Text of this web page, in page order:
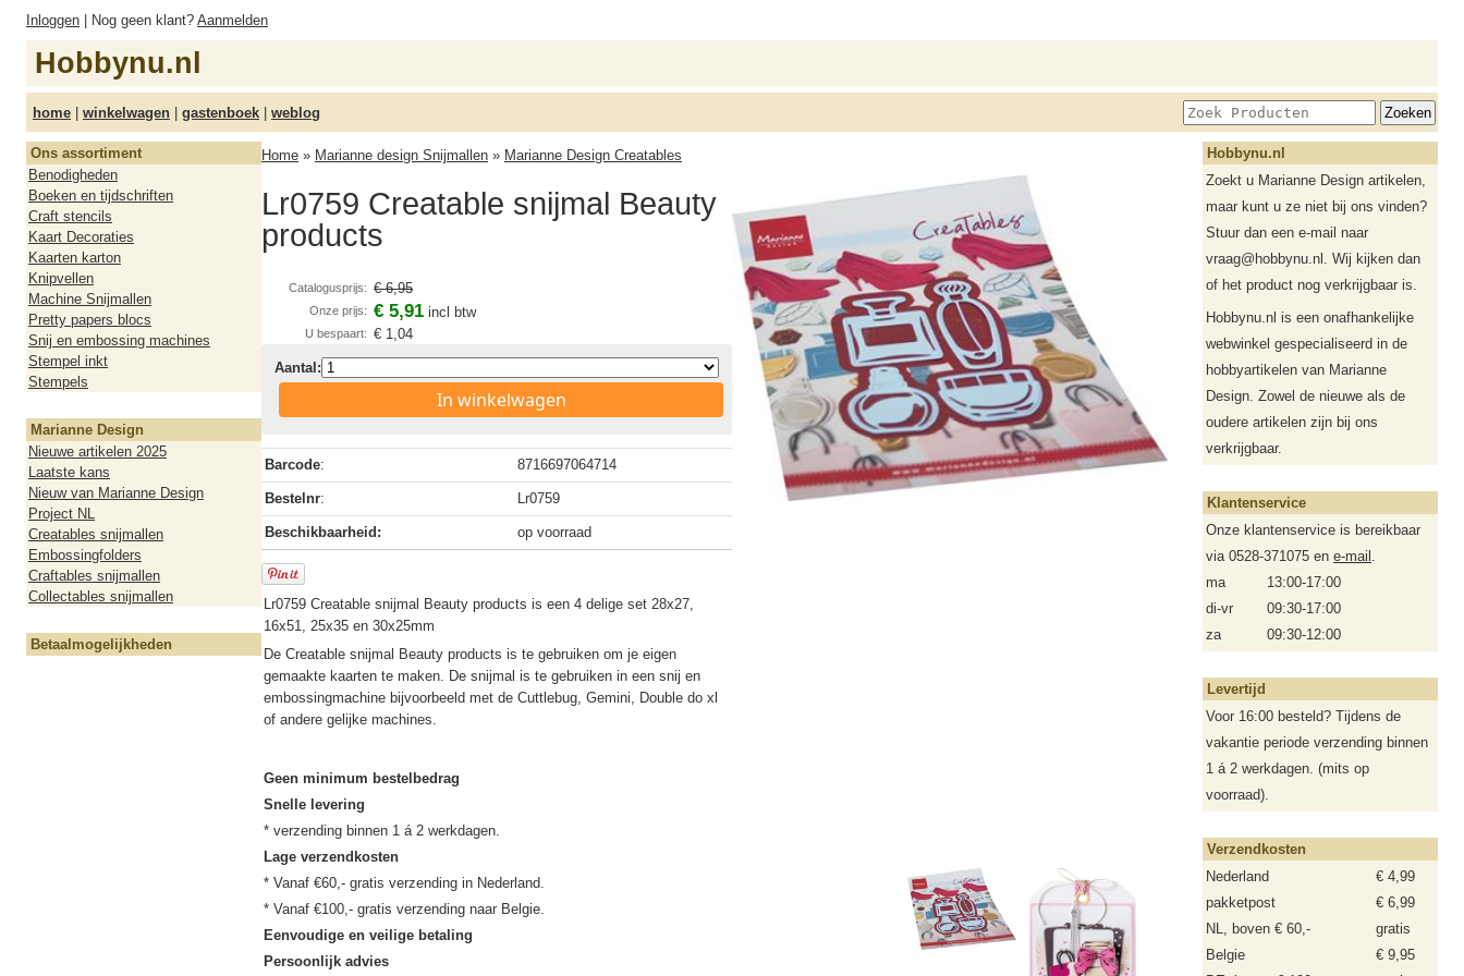
Inloggen | Nog geen klant? Aanmelden
Hobbynu.nl
home | winkelwagen | gastenboek | weblog
Ons assortiment
Benodigheden
Boeken en tijdschriften
Craft stencils
Kaart Decoraties
Kaarten karton
Knipvellen
Machine Snijmallen
Pretty papers blocs
Snij en embossing machines
Stempel inkt
Stempels
Marianne Design
Nieuwe artikelen 2025
Laatste kans
Nieuw van Marianne Design
Project NL
Creatables snijmallen
Embossingfolders
Craftables snijmallen
Collectables snijmallen
Betaalmogelijkheden
Home » Marianne design Snijmallen » Marianne Design Creatables
Lr0759 Creatable snijmal Beauty
products
Catalogusprijs: € 6,95
Onze prijs: € 5,91 incl btw
U bespaart: € 1,04
Aantal:
In winkelwagen
Barcode: 8716697064714
Bestelnr: Lr0759
Beschikbaarheid: op voorraad
Lr0759 Creatable snijmal Beauty products is een 4 delige set 28x27,
16x51, 25x35 en 30x25mm
De Creatable snijmal Beauty products is te gebruiken om je eigen
gemaakte kaarten te maken. De snijmal is te gebruiken in een snij en
embossingmachine bijvoorbeeld met de Cuttlebug, Gemini, Double do xl
of andere gelijke machines.
Geen minimum bestelbedrag
Snelle levering
Lage verzendkosten
* Vanaf €60,- gratis verzending in Nederland.
Eenvoudige en veilige betaling
Persoonlijk advies
Hobbynu.nl
Zoekt u Marianne Design artikelen,
maar kunt u ze niet bij ons vinden?
Stuur dan een e-mail naar
vraag@hobbynu.nl. Wij kijken dan
of het product nog verkrijgbaar is.
Hobbynu.nl is een onafhankelijke
webwinkel gespecialiseerd in de
hobbyartikelen van Marianne
Design. Zowel de nieuwe als de
oudere artikelen zijn bij ons
verkrijgbaar.
Klantenservice
Onze klantenservice is bereikbaar
via 0528-371075 en e-mail .
ma
13:00-17:00
di-vr
09:30-17:00
za
09:30-12:00
Levertijd
Voor 16:00 besteld? Tijdens de
vakantie periode verzending binnen
1 á 2 werkdagen. (mits op
voorraad).
Verzendkosten
Nederland
€ 4,99
pakketpost
€ 6,99
NL, boven € 60,-
gratis
Belgie
€ 9,95